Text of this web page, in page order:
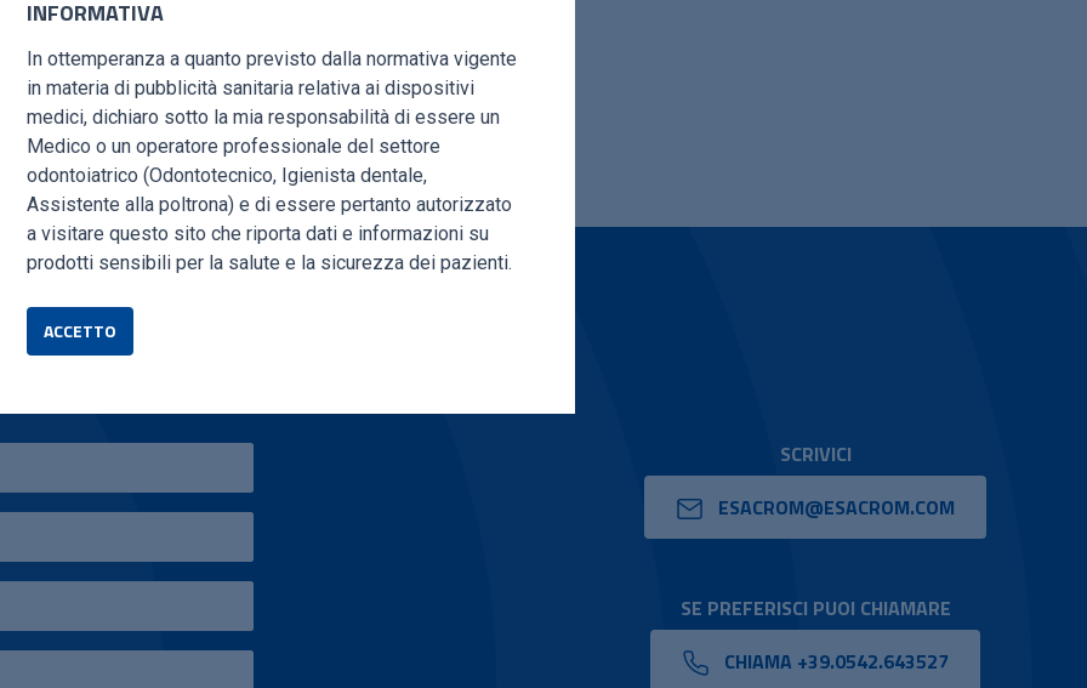
SCRIVICI
ESACROM@ESACROM.COM
SE PREFERISCI PUOI CHIAMARE
CHIAMA +39.0542.643527
INFORMATIVA
In ottemperanza a quanto previsto dalla normativa vigente
in materia di pubblicità sanitaria relativa ai dispositivi
medici, dichiaro sotto la mia responsabilità di essere un
Medico o un operatore professionale del settore
odontoiatrico (Odontotecnico, Igienista dentale,
Assistente alla poltrona) e di essere pertanto autorizzato
a visitare questo sito che riporta dati e informazioni su
prodotti sensibili per la salute e la sicurezza dei pazienti.
ACCETTO